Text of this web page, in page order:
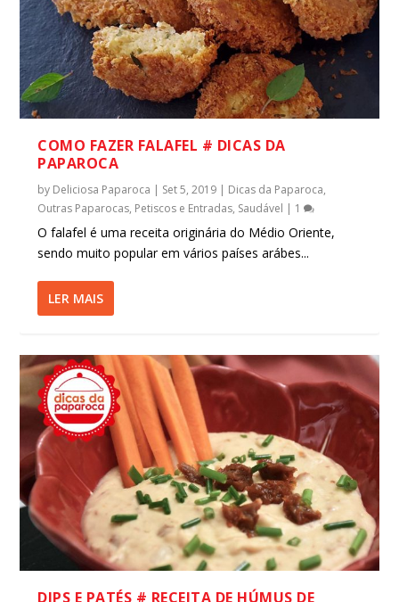
COMO FAZER FALAFEL # DICAS DA
PAPAROCA
by Deliciosa Paparoca | Set 5, 2019 | Dicas da Paparoca,
Outras Paparocas, Petiscos e Entradas, Saudável | 1
O falafel é uma receita originária do Médio Oriente,
sendo muito popular em vários países arábes...
LER MAIS
DIPS E PATÉS # RECEITA DE HÚMUS DE